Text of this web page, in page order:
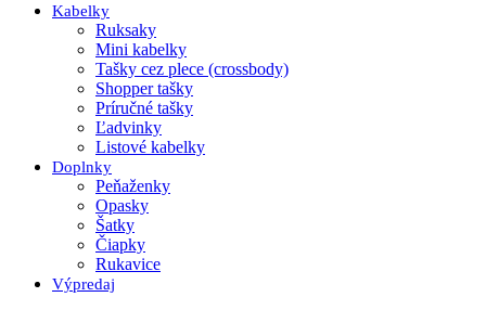
Kabelky
Ruksaky
Mini kabelky
Tašky cez plece (crossbody)
Shopper tašky
Príručné tašky
Ľadvinky
Listové kabelky
Doplnky
Peňaženky
Opasky
Šatky
Čiapky
Rukavice
Výpredaj